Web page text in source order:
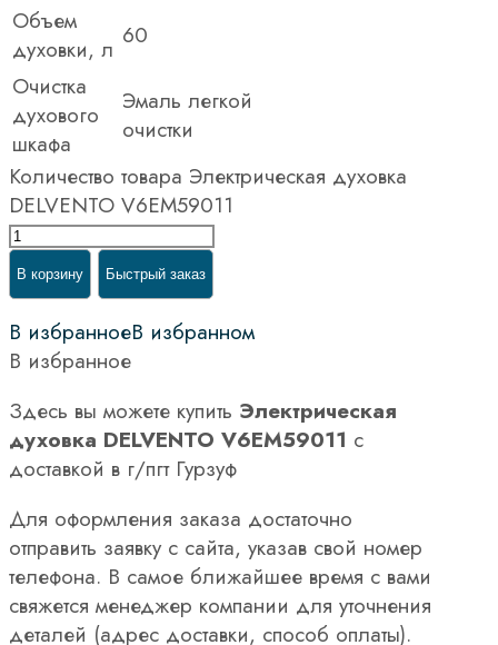
Объем
духовки, л 60
Очистка
духового
шкафа
Эмаль легкой
очистки
Количество товара Электрическая духовка
DELVENTO V6EM59011
В корзину Быстрый заказ
В избранноеВ избранном
В избранное
Здесь вы можете купить Электрическая
духовка DELVENTO V6EM59011 с
доставкой в г/пгт Гурзуф
Для оформления заказа достаточно
отправить заявку с сайта, указав свой номер
телефона. В самое ближайшее время с вами
свяжется менеджер компании для уточнения
деталей (адрес доставки, способ оплаты).